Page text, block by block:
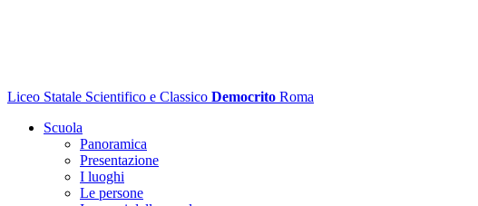
Liceo Statale Scientifico e Classico Democrito Roma
Scuola
Panoramica
Presentazione
I luoghi
Le persone